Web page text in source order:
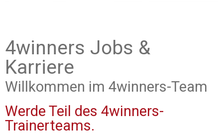
4winners Jobs &
Karriere
Willkommen im 4winners-Team
Werde Teil des 4winners-
Trainerteams.